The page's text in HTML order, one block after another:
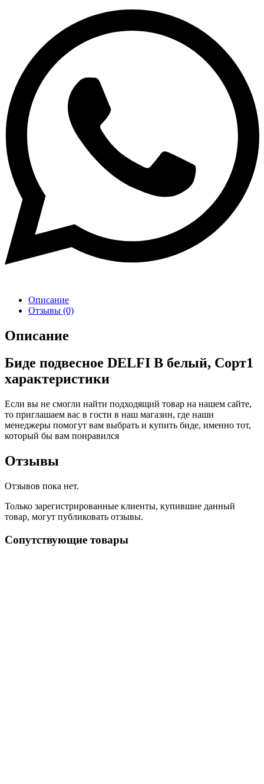
Описание
Отзывы (0)
Описание
Биде подвесное DELFI B белый, Сорт1
характеристики
Если вы не смогли найти подходящий товар на нашем сайте,
то приглашаем вас в гости в наш магазин, где наши
менеджеры помогут вам выбрать и купить биде, именно тот,
который бы вам понравился
Отзывы
Отзывов пока нет.
Только зарегистрированные клиенты, купившие данный
товар, могут публиковать отзывы.
Сопутствующие товары